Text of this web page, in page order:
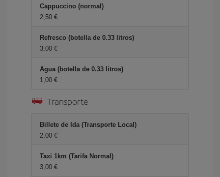
Cappuccino (normal)
2,50 €
Refresco (botella de 0.33 litros)
3,00 €
Agua (botella de 0.33 litros)
1,00 €
Transporte
Billete de Ida (Transporte Local)
2,00 €
Taxi 1km (Tarifa Normal)
3,00 €